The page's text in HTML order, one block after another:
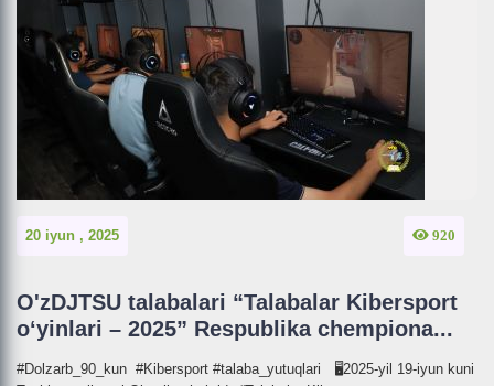
20 iyun , 2025 920
O'zDJTSU talabalari “Talabalar Kibersport
o‘yinlari – 2025” Respublika chempiona...
#Dolzarb_90_kun #Kibersport #talaba_yutuqlari 🖥2025-yil 19-iyun kuni